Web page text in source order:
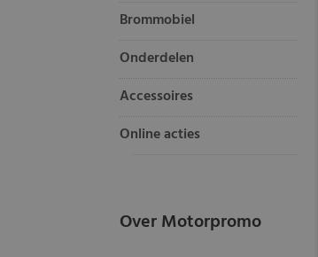
Brommobiel
Onderdelen
Accessoires
Online acties
Over Motorpromo